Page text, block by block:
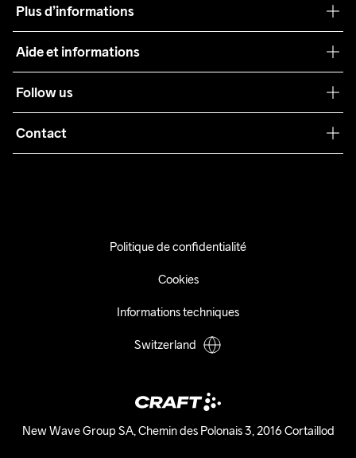
Plus d’informations
Teamwear
Durabilité
Collaborations
Aide et informations
Conditions générales
Retours
Follow us
Contact
New Wave Group SA, Chemin des Polonais 3, 2016 Cortaillod
Politique de confidentialité
Cookies
Informations techniques
Switzerland